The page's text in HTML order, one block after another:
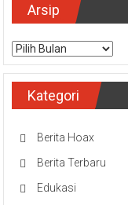
Arsip
Arsip
Kategori
Berita Hoax
Berita Terbaru
Edukasi